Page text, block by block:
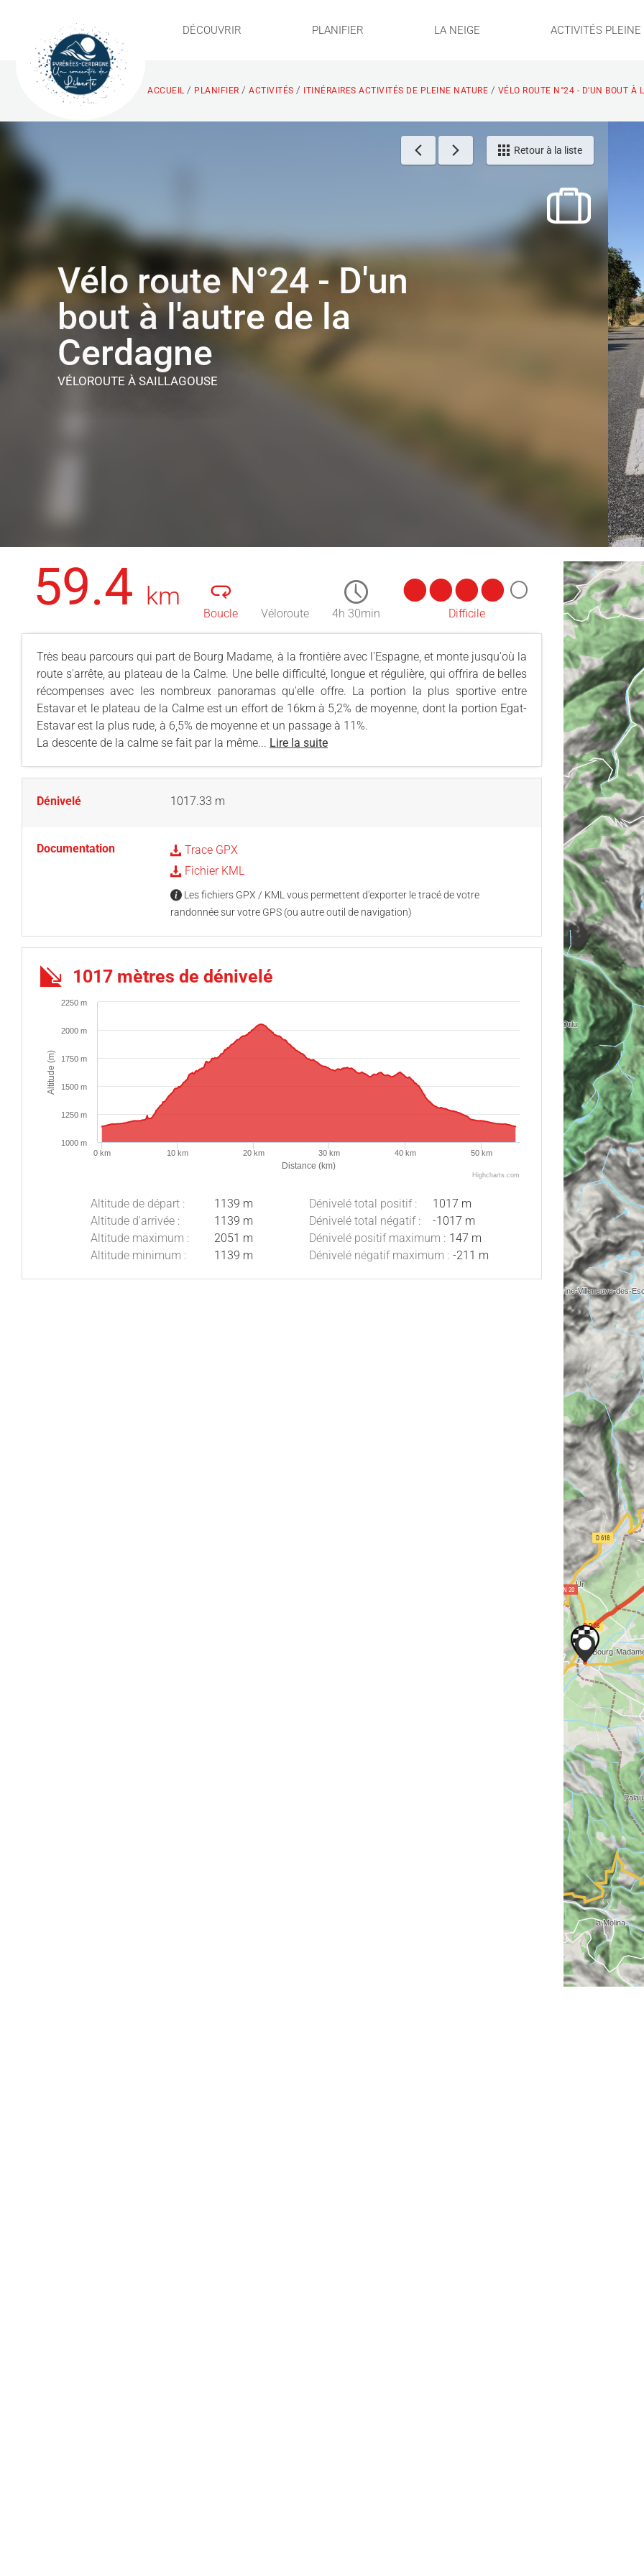
DÉCOUVRIR PLANIFIER LA NEIGE ACTIVITÉS
ACCUEIL / PLANIFIER / ACTIVITÉS / ITINÉRAIRES ACTIVITÉS DE PLEINE NATURE / VÉLO ROUTE N°24 - D'UN BOUT À
Retour à la liste
Vélo route N°24 - D'un
bout à l'autre de la
Cerdagne
VÉLOROUTE À SAILLAGOUSE
59.4 km
Boucle Véloroute 4h 30min Difficile
Très beau parcours qui part de Bourg Madame, à la frontière avec l'Espagne, et monte jusqu'où la
route s'arrête, au plateau de la Calme. Une belle difficulté, longue et régulière, qui offrira de belles
récompenses avec les nombreux panoramas qu'elle offre. La portion la plus sportive entre
Estavar et le plateau de la Calme est un effort de 16km à 5,2% de moyenne, dont la portion Egat-
Estavar est la plus rude, à 6,5% de moyenne et un passage à 11%.
La descente de la calme se fait par la même... Lire la suite
Dénivelé 1017.33 m
Documentation
Trace GPX
Fichier KML
Les fichiers GPX / KML vous permettent d'exporter le tracé de votre
randonnée sur votre GPS (ou autre outil de navigation)
1017 mètres de dénivelé
Distance (km)
Altitude (m)
0 km 10 km 20 km 30 km 40 km 50 km
1000 m
1250 m
1500 m
1750 m
2000 m
2250 m
Highcharts.com
Altitude de départ :
1139 m
Altitude d'arrivée :
1139 m
Altitude maximum :
2051 m
Altitude minimum :
1139 m
Dénivelé total positif :
1017 m
Dénivelé total négatif :
-1017 m
Dénivelé positif maximum : 147 m
Dénivelé négatif maximum : -211 m